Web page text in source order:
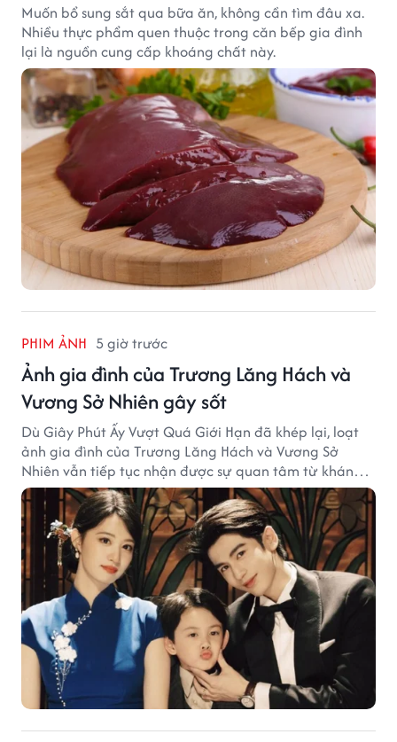
Muốn bổ sung sắt qua bữa ăn, không cần tìm đâu xa.
Nhiều thực phẩm quen thuộc trong căn bếp gia đình
lại là nguồn cung cấp khoáng chất này.
PHIM ẢNH 5 giờ trước
Ảnh gia đình của Trương Lăng Hách và
Vương Sở Nhiên gây sốt
Dù Giây Phút Ấy Vượt Quá Giới Hạn đã khép lại, loạt
ảnh gia đình của Trương Lăng Hách và Vương Sở
Nhiên vẫn tiếp tục nhận được sự quan tâm từ khán
giả.